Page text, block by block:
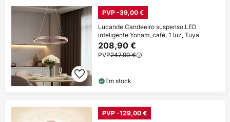
PVP -39,00 €
Lucande Candeeiro suspenso LED
inteligente Yonam, café, 1 luz, Tuya
208,90 €
PVP247,90 €
Em stock
PVP -129,00 €